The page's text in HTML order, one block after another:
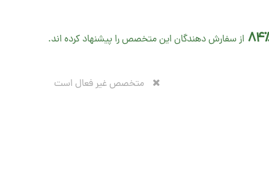
از سفارش دهندگان این متخصص را پیشنهاد کرده اند.
متخصص غیر فعال است